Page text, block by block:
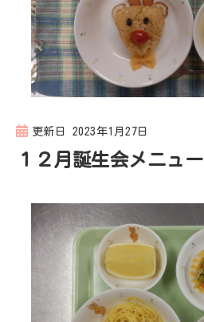
更新日 2023年1月27日
１２月誕生会メニュー